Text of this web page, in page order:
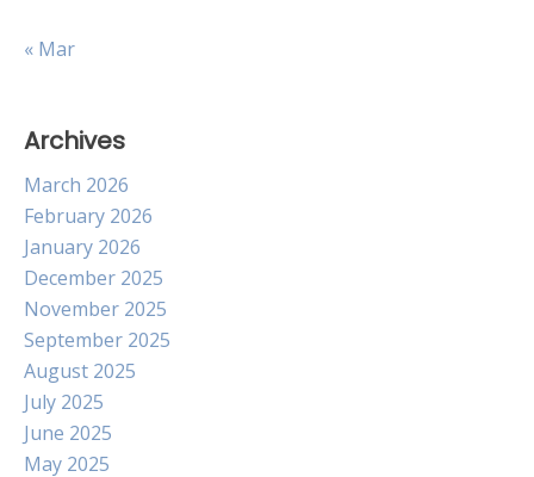
« Mar
Archives
March 2026
February 2026
January 2026
December 2025
November 2025
September 2025
August 2025
July 2025
June 2025
May 2025